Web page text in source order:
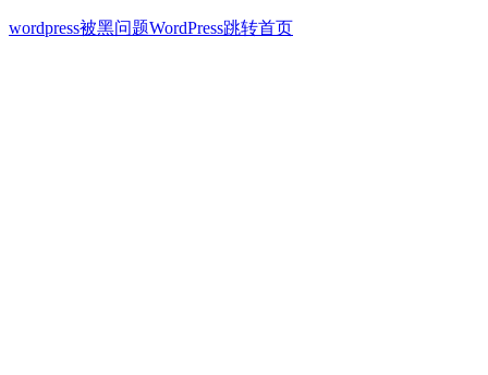
wordpress被黑问题WordPress跳转首页